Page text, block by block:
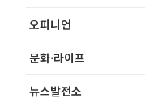
오피니언
문화·라이프
뉴스발전소